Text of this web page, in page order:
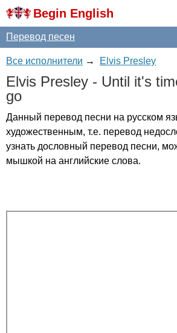
Begin English
Перевод песен
Все исполнители → Elvis Presley
Elvis Presley - Until it's
go
Данный перевод песни на русском
художественным, т.е. перевод
узнать дословный перевод песни,
мышкой на английские слова.